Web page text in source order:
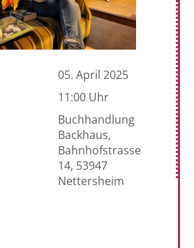
05. April 2025
11:00 Uhr
Buchhandlung
Backhaus,
Bahnhofstrasse
14, 53947
Nettersheim